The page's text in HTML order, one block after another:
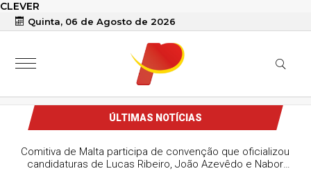
CLEVER
Quinta, 06 de Agosto de 2026
ÚLTIMAS NOTÍCIAS
Comitiva de Malta participa de convenção que oficializou
candidaturas de Lucas Ribeiro, João Azevêdo e Nabor